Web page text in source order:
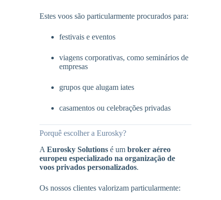
Estes voos são particularmente procurados para:
festivais e eventos
viagens corporativas, como seminários de
empresas
grupos que alugam iates
casamentos ou celebrações privadas
Porquê escolher a Eurosky?
A Eurosky Solutions é um broker aéreo
europeu especializado na organização de
voos privados personalizados.
Os nossos clientes valorizam particularmente: